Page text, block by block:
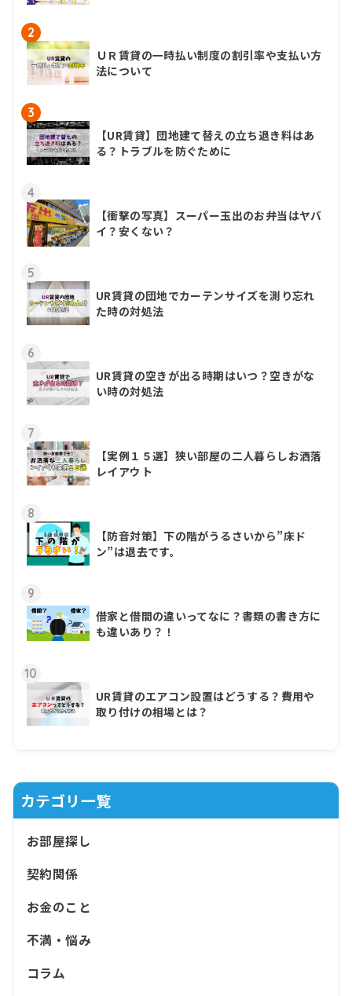
2
ＵＲ賃貸の一時払い制度の割引率や支払い方
法について
3
【UR賃貸】団地建て替えの立ち退き料はあ
る？トラブルを防ぐために
4
【衝撃の写真】スーパー玉出のお弁当はヤバ
イ？安くない？
5
UR賃貸の団地でカーテンサイズを測り忘れ
た時の対処法
6
UR賃貸の空きが出る時期はいつ？空きがな
い時の対処法
7
【実例１５選】狭い部屋の二人暮らしお洒落
レイアウト
8
【防音対策】下の階がうるさいから”床ド
ン”は退去です。
9
借家と借間の違いってなに？書類の書き方に
も違いあり？！
10
UR賃貸のエアコン設置はどうする？費用や
取り付けの相場とは？
カテゴリ一覧
お部屋探し
契約関係
お金のこと
不満・悩み
コラム